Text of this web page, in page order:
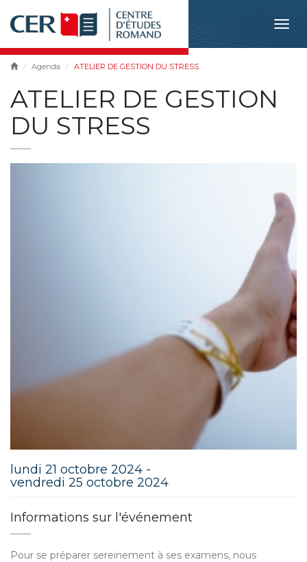
Agenda ATELIER DE GESTION DU STRESS
ATELIER DE GESTION
DU STRESS
lundi 21 octobre 2024 -
vendredi 25 octobre 2024
Informations sur l'événement
Pour se préparer sereinement à ses examens, nous